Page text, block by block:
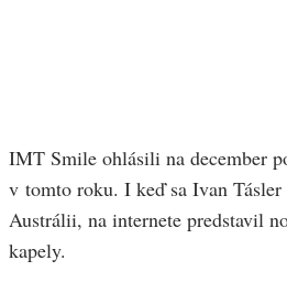
IMT Smile ohlásili na december
v tomto roku. I keď sa Ivan Tásler
Austrálii, na internete predstavil
kapely.